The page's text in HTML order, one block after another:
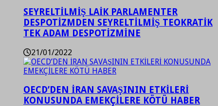
SEYRELTİLMİŞ LAİK PARLAMENTER
DESPOTİZMDEN SEYRELTİLMİŞ TEOKRATİK
TEK ADAM DESPOTİZMİNE
21/01/2022
OECD’DEN İRAN SAVAŞININ ETKİLERİ
KONUSUNDA EMEKÇİLERE KÖTÜ HABER